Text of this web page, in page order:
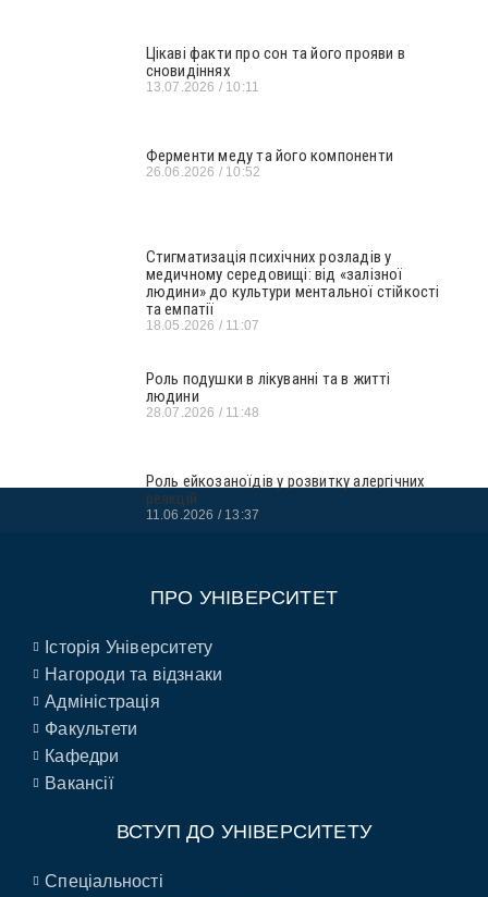
Цікаві факти про сон та його прояви в
сновидіннях
13.07.2026 10:11
Ферменти меду та його компоненти
26.06.2026 10:52
Стигматизація психічних розладів у
медичному середовищі: від «залізної
людини» до культури ментальної стійкості
та емпатії
18.05.2026 11:07
Роль подушки в лікуванні та в житті
людини
28.07.2026 11:48
Роль ейкозаноїдів у розвитку алергічних
реакцій
11.06.2026 13:37
ПРО УНІВЕРСИТЕТ
Історія Університету
Нагороди та відзнаки
Адміністрація
Факультети
Кафедри
Вакансії
ВСТУП ДО УНІВЕРСИТЕТУ
Спеціальності